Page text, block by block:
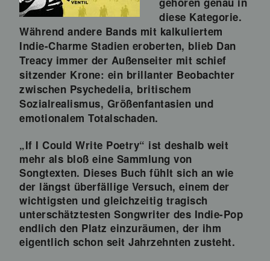
diese Kategorie.
Während andere Bands mit kalkuliertem
Indie-Charme Stadien eroberten, blieb Dan
Treacy immer der Außenseiter mit schief
sitzender Krone: ein brillanter Beobachter
zwischen Psychedelia, britischem
Sozialrealismus, Größenfantasien und
emotionalem Totalschaden.
„If I Could Write Poetry“ ist deshalb weit
mehr als bloß eine Sammlung von
Songtexten. Dieses Buch fühlt sich an wie
der längst überfällige Versuch, einem der
wichtigsten und gleichzeitig tragisch
unterschätztesten Songwriter des Indie-Pop
endlich den Platz einzuräumen, der ihm
eigentlich schon seit Jahrzehnten zusteht.